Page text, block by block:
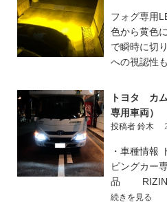
フォグ専用
色から黄色
で瞬時に切
への視認性
トヨタ カ
専用車両）
投稿者 鈴木
・車種情報
ピングカー
品
続きを見る